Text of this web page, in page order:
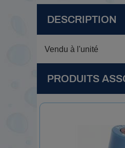
DESCRIPTION
Vendu à l'unité
PRODUITS